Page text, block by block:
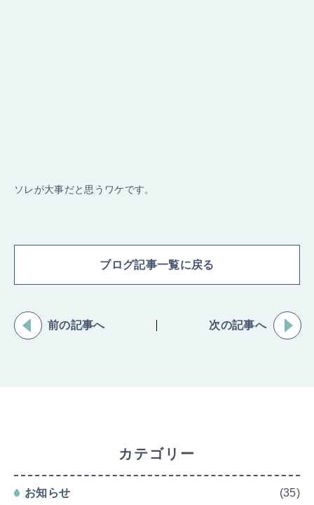
ソレが大事だと思うワケです。
ブログ記事一覧に戻る
前の記事へ 次の記事へ
カテゴリー
お知らせ (35)